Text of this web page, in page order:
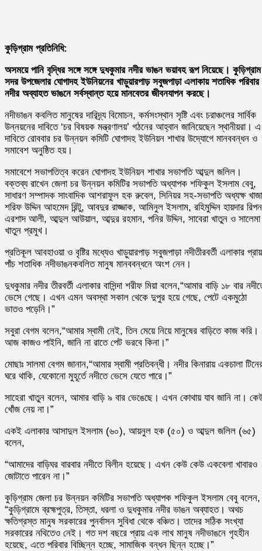
কুড়িগ্রাম প্রতিনিধি:
অসময়ে পানি বৃদ্ধির সঙ্গে সঙ্গে দুধকুমার নদীর ভাঙন ভয়াবহ রূপ নিয়েছে। কুড়িগ্রাম
সদর উপজেলার ঘোগাদহ ইউনিয়নের খাড়ুয়ারপাড় সবুজপাড়া এলাকায় শতাধিক পরিবার
নদীর অব্যাহত ভাঙনে সর্বস্বান্ত হয়ে মানবেতর জীবনযাপন করছে।
নদীভাঙন কবলিত মানুষের দারিদ্র্য বিমোচন, কর্মসংস্থান সৃষ্টি এবং চরাঞ্চলের সার্বিক
উন্নয়নের দাবিতে ‘চর বিষয়ক মন্ত্রণালয়’ গঠনের আহ্বান জানিয়েছেন স্থানীয়রা। এ
দাবিতে রোববার চর উন্নয়ন কমিটি ঘোগাদহ ইউনিয়ন শাখার উদ্যোগে মানববন্ধন ও
সমাবেশ অনুষ্ঠিত হয়।
সমাবেশে সভাপতিত্ব করেন ঘোগাদহ ইউনিয়ন শাখার সভাপতি আব্দুল জলিল।
বক্তব্য রাখেন জেলা চর উন্নয়ন কমিটির সভাপতি অধ্যাপক শফিকুল ইসলাম বেবু,
সাধারণ সম্পাদক সাংবাদিক আশরাফুল হক রুবেল, সিনিয়র সহ-সভাপতি অধ্যক্ষ খাজা
শরিফ উদ্দিন আহমেদ রিন্টু, আবদুর রাজ্জাক, আমিনুল ইসলাম, রহিমুদ্দিন হায়দার
এরশাদ আলী, আব্দুল আউয়াল, আব্দুর রহমান, পনির উদ্দিন, সাবেরা খাতুন ও সালেমা
খাতুন প্রমুখ।
প্রতিকূল আবহাওয়া ও বৃষ্টির মধ্যেও খাড়ুয়ারপাড় সবুজপাড়া নদীতীরবর্তী এলাকার প্রায়
পাঁচ শতাধিক নদীভাঙনকবলিত মানুষ মানববন্ধনে অংশ নেন।
দুধকুমার নদীর তীরবর্তী এলাকার বাসিন্দা শরীফ মিয়া বলেন,“আমার বাড়ি ১৮ বার
ভেসে গেছে। এখন এমন অবস্থা সকাল থেকে দুপুর হয়ে গেছে, পেটে একমুঠো
ভাতও পড়েনি।”
সবুরা বেগম বলেন,“আমার স্বামী নেই, তিন মেয়ে নিয়ে মানুষের বাড়িতে কাজ করি।
আজ কাজও পাইনি, জানি না রাতে পেট ভরবে কিনা।”
মোছাঃ সালমা বেগম জানান,“আমার স্বামী প্রতিবন্ধী। নদীর কিনারায় একচালা
ঘরে থাকি, যেকোনো মুহূর্তে নদীতে ভেসে যেতে পারে।”
সাহেরা খাতুন বলেন, আমার বাড়ি ৯ বার ভেঙেছে। এখন কোথায় যাব জানি না।
খোঁজ নেয় না।”
একই এলাকার আসাদুল ইসলাম (৬০), আয়নুল হক (৫০) ও আব্দুল জলিল (৬৫)
বলেন,
“আমাদের বাড়িঘর বারবার নদীতে বিলীন হয়েছে। এখন কেউ কেউ একবেলা খাবারও
জোটাতে পারেন না।”
কুড়িগ্রাম জেলা চর উন্নয়ন কমিটির সভাপতি অধ্যাপক শফিকুল ইসলাম বেবু বলেন,
“কুড়িগ্রামে ব্রহ্মপুত্র, তিস্তা, ধরলা ও দুধকুমার নদীর ভাঙন অব্যাহত। অথচ
ক্ষতিগ্রস্ত মানুষ সরকারের পুনর্বাসন সুবিধা থেকে বঞ্চিত। তাদের সঠিক সংখ্যা
সরকারের নথিতেও নেই। গত দশ বছরে প্রায় এক লাখ মানুষ নদীভাঙনে গৃহহীন
হয়েছে, এতে পরিবার বিচ্ছিন্ন হচ্ছে, সামাজিক বন্ধন ছিন্ন হচ্ছে।”